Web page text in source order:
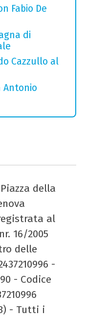
Fabio De
di
Cazzullo al
Antonio
della
al
16/2005
delle
-
- Codice
- Tutti i